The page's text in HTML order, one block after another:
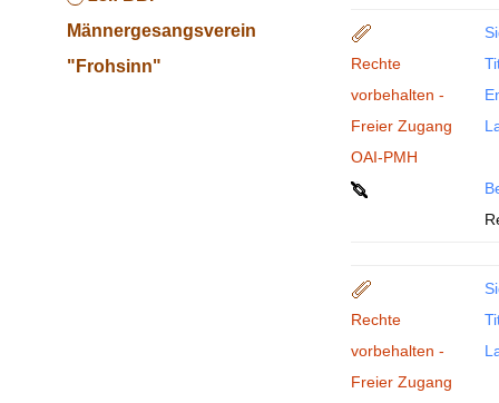
Männergesangsverein
"Frohsinn"
Rechte
vorbehalten -
Freier Zugang
OAI-PMH
Rechte
vorbehalten -
Freier Zugang